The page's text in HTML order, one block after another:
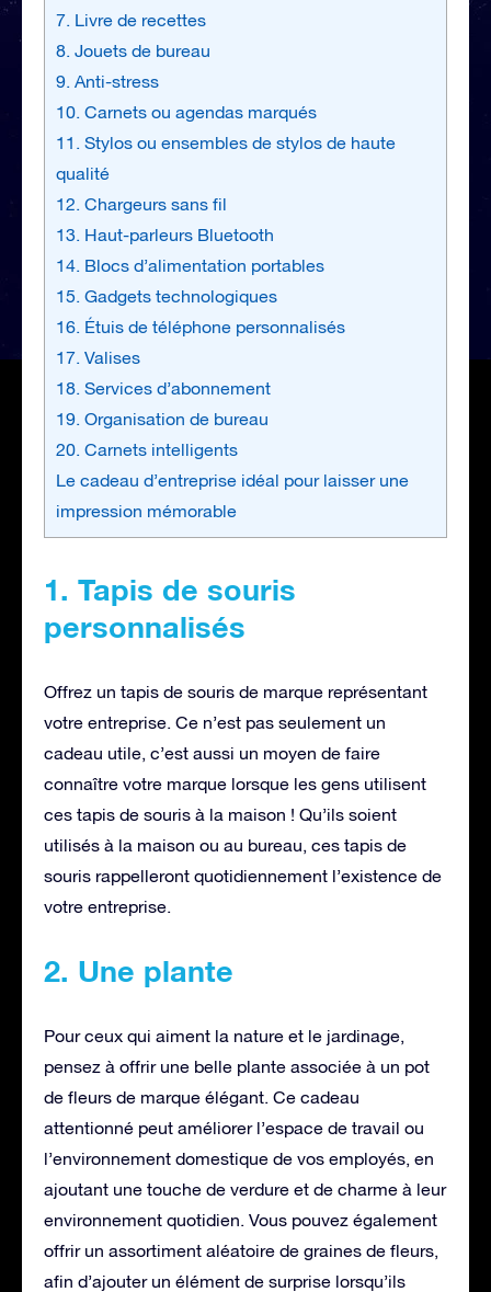
7. Livre de recettes
8. Jouets de bureau
9. Anti-stress
10. Carnets ou agendas marqués
11. Stylos ou ensembles de stylos de haute
qualité
12. Chargeurs sans fil
13. Haut-parleurs Bluetooth
14. Blocs d’alimentation portables
15. Gadgets technologiques
16. Étuis de téléphone personnalisés
17. Valises
18. Services d’abonnement
19. Organisation de bureau
20. Carnets intelligents
Le cadeau d’entreprise idéal pour laisser une
impression mémorable
1. Tapis de souris
personnalisés
Offrez un tapis de souris de marque représentant
votre entreprise. Ce n’est pas seulement un
cadeau utile, c’est aussi un moyen de faire
connaître votre marque lorsque les gens utilisent
ces tapis de souris à la maison ! Qu’ils soient
utilisés à la maison ou au bureau, ces tapis de
souris rappelleront quotidiennement l’existence de
votre entreprise.
2. Une plante
Pour ceux qui aiment la nature et le jardinage,
pensez à offrir une belle plante associée à un pot
de fleurs de marque élégant. Ce cadeau
attentionné peut améliorer l’espace de travail ou
l’environnement domestique de vos employés, en
ajoutant une touche de verdure et de charme à leur
environnement quotidien. Vous pouvez également
offrir un assortiment aléatoire de graines de fleurs,
afin d’ajouter un élément de surprise lorsqu’ils